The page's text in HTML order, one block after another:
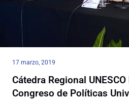
17 marzo, 2019
Cátedra Regional
Congreso de Políticas